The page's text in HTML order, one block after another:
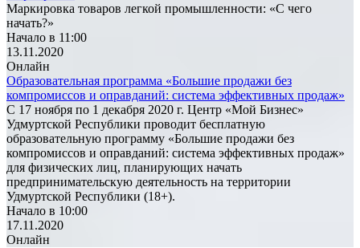
Маркировка товаров легкой промышленности: «С чего
начать?»
Начало в 11:00
13.11.2020
Онлайн
Образовательная программа «Большие продажи без
компромиссов и оправданий: система эффективных продаж»
С 17 ноября по 1 декабря 2020 г. Центр «Мой Бизнес»
Удмуртской Республики проводит бесплатную
образовательную программу «Большие продажи без
компромиссов и оправданий: система эффективных продаж»
для физических лиц, планирующих начать
предпринимательскую деятельность на территории
Удмуртской Республики (18+).
Начало в 10:00
17.11.2020
Онлайн